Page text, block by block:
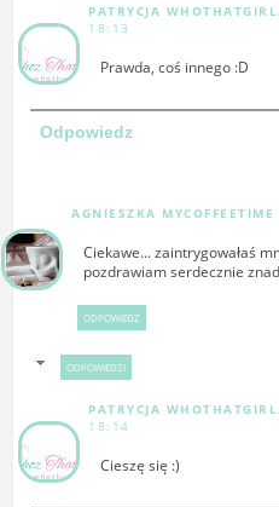
PATRYCJA
18:13
Prawda, coś innego :D
Odpowiedz
AGNIESZKA MYCOFFEETIME
Ciekawe... zaintrygowałaś
pozdrawiam serdecznie
ODPOWIEDZ
ODPOWIEDZI
PATRYCJA
18:14
Cieszę się :)